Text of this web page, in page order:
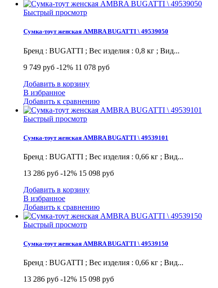
Быстрый просмотр
Сумка-тоут женская AMBRA BUGATTI \ 49539050
Бренд : BUGATTI ; Вес изделия : 0,8 кг ; Вид...
9 749 руб -12% 11 078 руб
Добавить в корзину
В избранное
Добавить к сравнению
Быстрый просмотр
Сумка-тоут женская AMBRA BUGATTI \ 49539101
Бренд : BUGATTI ; Вес изделия : 0,66 кг ; Вид...
13 286 руб -12% 15 098 руб
Добавить в корзину
В избранное
Добавить к сравнению
Быстрый просмотр
Сумка-тоут женская AMBRA BUGATTI \ 49539150
Бренд : BUGATTI ; Вес изделия : 0,66 кг ; Вид...
13 286 руб -12% 15 098 руб